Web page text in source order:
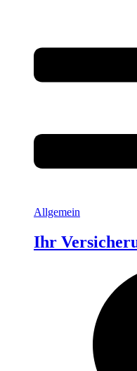
Allgemein
Ihr